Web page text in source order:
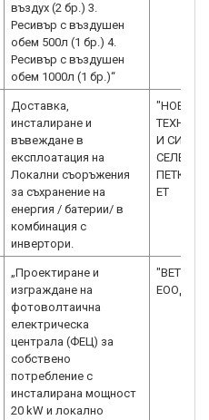
въздух (2 бр.) 3.
Ресивър с въздушен
обем 500л (1 бр.) 4.
Ресивър с въздушен
обем 1000л (1 бр.)“
Доставка,
инсталиране и
въвеждане в
експлоатация на
Локални съоръжения
за съхранение на
енергия / батерии/ в
комбинация с
инвертори.
"НОВИ
И
СЕЛЕКТ -
ПЕТКО
ЕТ
„Проектиране и
изграждане на
фотоволтаична
електрическа
централа (ФЕЦ) за
собствено
потребление с
инсталирана мощност
20 kW и локално
ЕООД